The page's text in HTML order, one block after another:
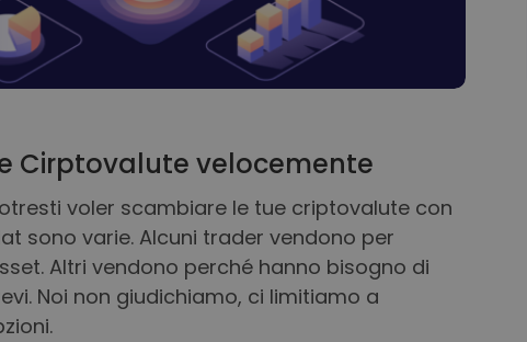
Cirptovalute velocemente
voler scambiare le tue criptovalute con
sono varie. Alcuni trader vendono per
Altri vendono perché hanno bisogno di
Noi non giudichiamo, ci limitiamo a